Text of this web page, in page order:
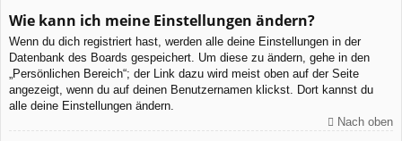
Wie kann ich meine Einstellungen ändern?
Wenn du dich registriert hast, werden alle deine Einstellungen in der
Datenbank des Boards gespeichert. Um diese zu ändern, gehe in den
„Persönlichen Bereich“; der Link dazu wird meist oben auf der Seite
angezeigt, wenn du auf deinen Benutzernamen klickst. Dort kannst du
alle deine Einstellungen ändern.
Nach oben